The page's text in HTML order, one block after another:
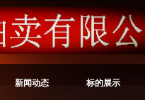
新闻动态 标的展示